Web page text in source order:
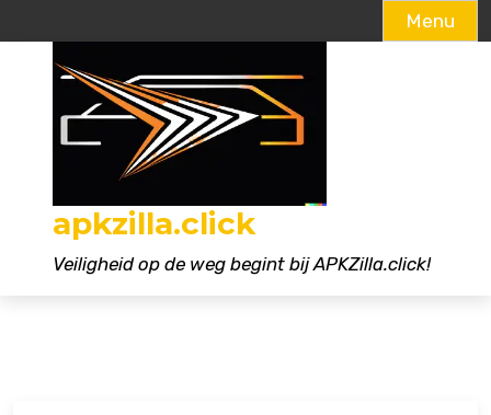
Menu
apkzilla.click
Veiligheid op de weg begint bij APKZilla.click!